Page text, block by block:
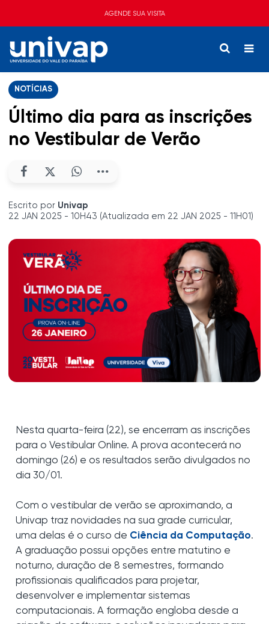
AGENDE SUA VISITA
NOTÍCIAS
Último dia para as inscrições
no Vestibular de Verão
Escrito por Univap
22 JAN 2025 - 10H43 (Atualizada em 22 JAN 2025 - 11H01)
Nesta quarta-feira (22), se encerram as inscrições
para o Vestibular Online. A prova acontecerá no
domingo (26) e os resultados serão divulgados no
dia 30/01.
Com o vestibular de verão se aproximando, a
Univap traz novidades na sua grade curricular,
uma delas é o curso de Ciência da Computação.
A graduação possui opções entre matutino e
noturno, duração de 8 semestres, formando
profissionais qualificados para projetar,
desenvolver e implementar sistemas
computacionais. A formação engloba desde a